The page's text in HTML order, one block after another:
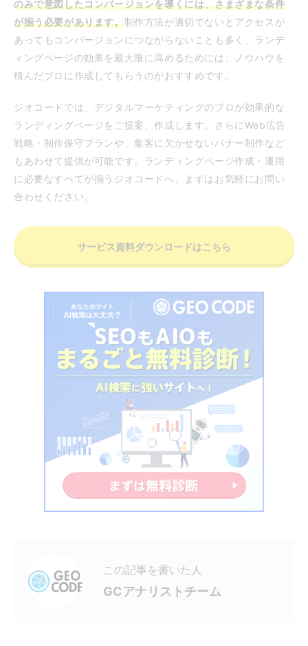
のみで意図したコンバージョンを導くには、さまざまな条件
が揃う必要があります。制作方法が適切でないとアクセスが
あってもコンバージョンにつながらないことも多く、ランデ
ィングページの効果を最大限に高めるためには、ノウハウを
積んだプロに作成してもらうのがおすすめです。
ジオコードでは、デジタルマーケティングのプロが効果的な
ランディングページをご提案、作成します。さらにWeb広告
戦略・制作保守プランや、集客に欠かせないバナー制作など
もあわせて提供が可能です。ランディングページ作成・運用
に必要なすべてが揃うジオコードへ、まずはお気軽にお問い
合わせください。
サービス資料ダウンロードはこちら
この記事を書いた人
GCアナリストチーム